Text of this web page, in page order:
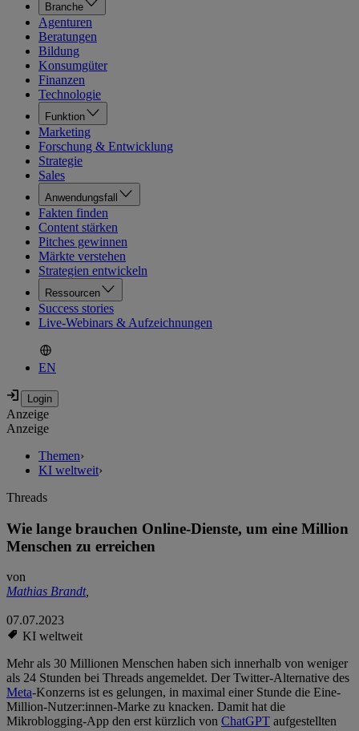
Branche
Agenturen
Beratungen
Bildung
Konsumgüter
Finanzen
Technologie
Funktion
Marketing
Forschung & Entwicklung
Strategie
Sales
Anwendungsfall
Fakten finden
Content stärken
Pitches gewinnen
Märkte verstehen
Strategien entwickeln
Ressourcen
Success stories
Live-Webinars & Aufzeichnungen
EN
Anzeige
Anzeige
Themen›
KI weltweit›
Threads
Wie lange brauchen Online-Dienste, um eine Million
Menschen zu erreichen
von
Mathias Brandt,
07.07.2023
KI weltweit
Mehr als 30 Millionen Menschen haben sich innerhalb von weniger
als 24 Stunden bei Threads angemeldet. Der Twitter-Alternative des
Meta-Konzerns ist es gelungen, in maximal einer Stunde die Eine-
Million-Nutzer:innen-Marke zu knacken. Damit hat die
Mikroblogging-App den erst kürzlich von ChatGPT aufgestellten